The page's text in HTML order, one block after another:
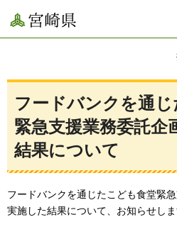
宮崎県
フードバンクを通
緊急支援業務委託企
結果について
フードバンクを通じたこども食堂緊
実施した結果について、お知らせしま